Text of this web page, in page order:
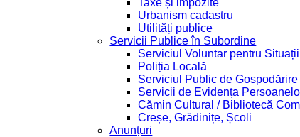
Taxe și impozite
Urbanism cadastru
Utilități publice
Servicii Publice în Subordine
Serviciul Voluntar pentru
Poliția Locală
Serviciul Public de
Servicii de Evidența
Cămin Cultural / Bibliotecă
Creșe, Grădinițe, Școli
Anunțuri